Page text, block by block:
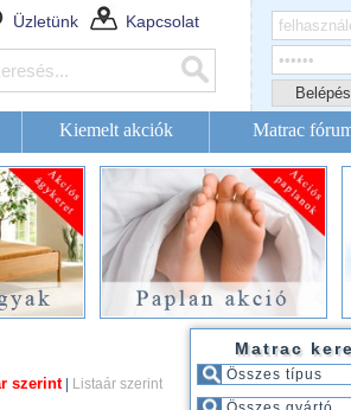
Üzletünk Kapcsolat
Kiemelt akciók Matrac
szerint| Listaár szerint
Matrac